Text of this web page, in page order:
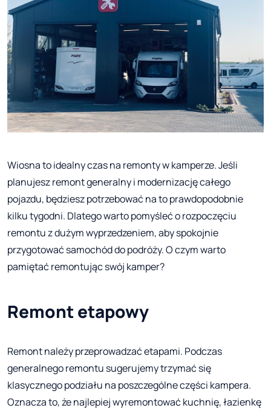
Wiosna to idealny czas na remonty w kamperze. Jeśli
planujesz remont generalny i modernizację całego
pojazdu, będziesz potrzebować na to prawdopodobnie
kilku tygodni. Dlatego warto pomyśleć o rozpoczęciu
remontu z dużym wyprzedzeniem, aby spokojnie
przygotować samochód do podróży. O czym warto
pamiętać remontując swój kamper?
Remont etapowy
Remont należy przeprowadzać etapami. Podczas
generalnego remontu sugerujemy trzymać się
klasycznego podziału na poszczególne części kampera.
Oznacza to, że najlepiej wyremontować kuchnię, łazienkę